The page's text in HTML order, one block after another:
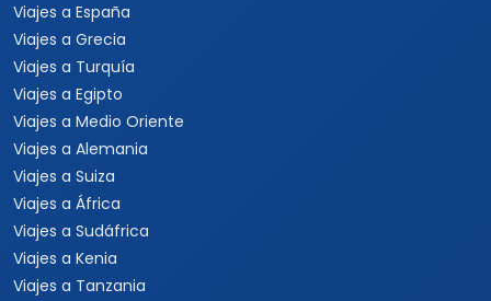
Viajes a España
Viajes a Grecia
Viajes a Turquía
Viajes a Egipto
Viajes a Medio Oriente
Viajes a Alemania
Viajes a Suiza
Viajes a África
Viajes a Sudáfrica
Viajes a Kenia
Viajes a Tanzania